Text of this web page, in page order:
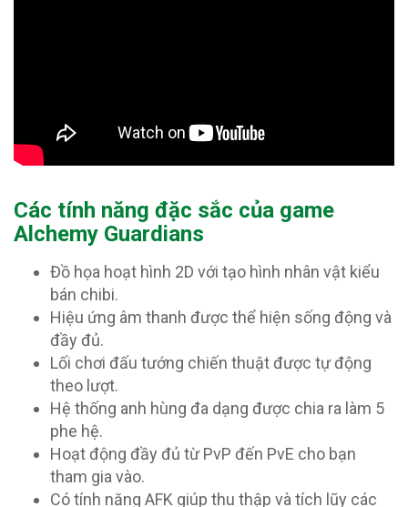
Các tính năng đặc sắc của game
Alchemy Guardians
Đồ họa hoạt hình 2D với tạo hình nhân vật kiểu
bán chibi.
Hiệu ứng âm thanh được thể hiện sống động và
đầy đủ.
Lối chơi đấu tướng chiến thuật được tự động
theo lượt.
Hệ thống anh hùng đa dạng được chia ra làm 5
phe hệ.
Hoạt động đầy đủ từ PvP đến PvE cho bạn
tham gia vào.
Có tính năng AFK giúp thu thập và tích lũy các